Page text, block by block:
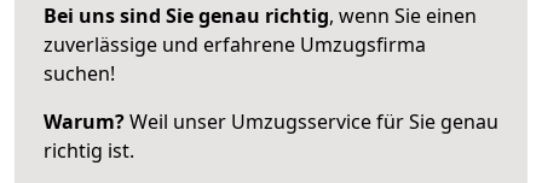
Bei uns sind Sie genau richtig, wenn Sie einen
zuverlässige und erfahrene Umzugsfirma
suchen!
Warum?Weil unser Umzugsservice für Sie genau
richtig ist.